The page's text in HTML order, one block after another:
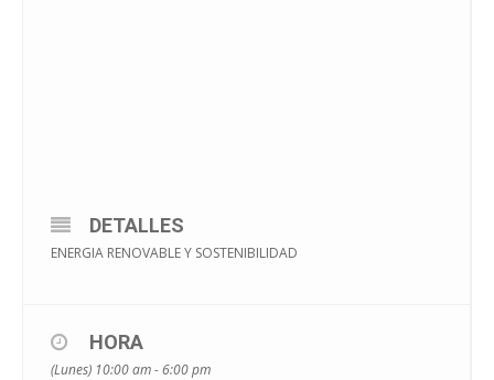
DETALLES
ENERGIA RENOVABLE Y SOSTENIBILIDAD
HORA
(Lunes) 10:00 am - 6:00 pm